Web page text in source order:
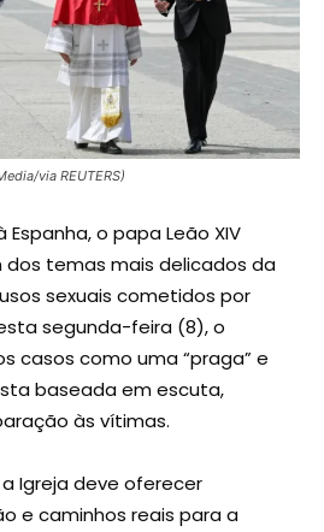
via REUTERS)
o papa Leão XIV
temas mais delicados da
sexuais cometidos por
segunda-feira (8), o
casos como uma “praga” e
baseada em escuta,
às vítimas.
Igreja deve oferecer
e caminhos reais para a